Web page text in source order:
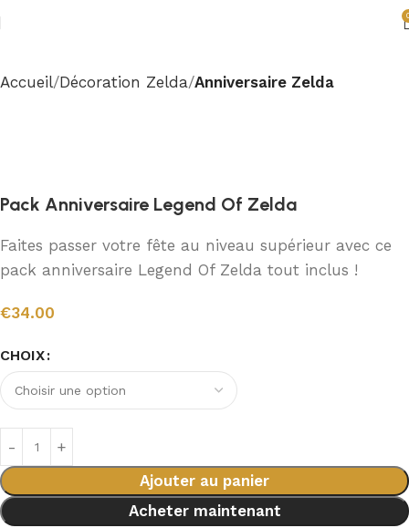
Accueil Décoration Zelda Anniversaire Zelda
Pack Anniversaire Legend Of Zelda
Faites passer votre fête au niveau supérieur avec ce
pack anniversaire Legend Of Zelda tout inclus !
€34.00
CHOIX
Ajouter au panier
Acheter maintenant